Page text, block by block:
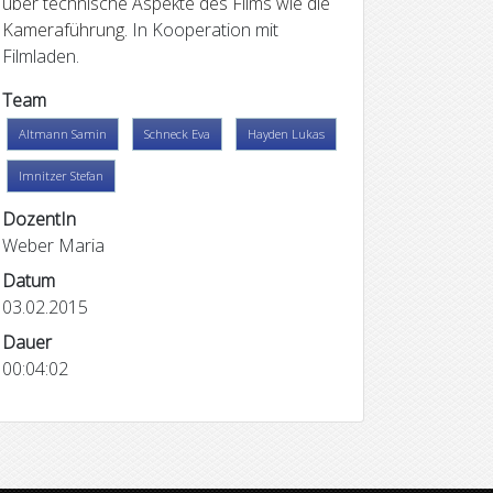
Kameraführung. In Kooperation mit
Filmladen.
Team
Altmann Samin Schneck Eva Hayden Lukas
Imnitzer Stefan
DozentIn
Weber Maria
Datum
03.02.2015
Dauer
00:04:02